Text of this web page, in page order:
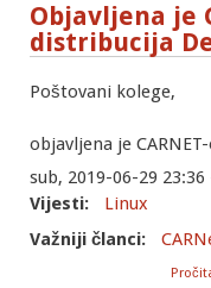
Objavljena je
distribucija
Poštovani kolege,
objavljena je
sub, 2019-06-29
Vijesti:
Linux
Važniji članci: